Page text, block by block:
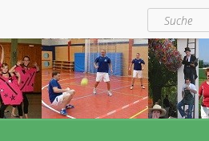
Suche